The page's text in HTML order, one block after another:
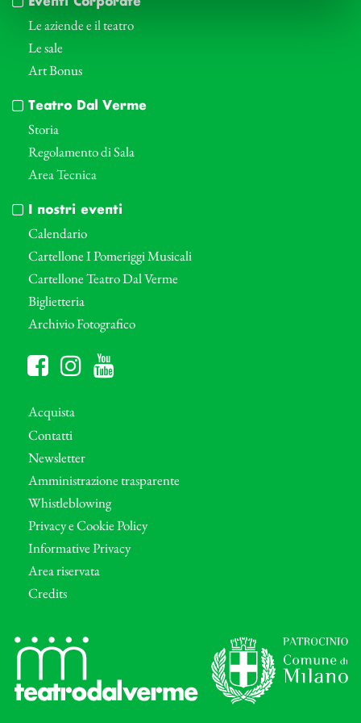
Le aziende e il teatro
Le sale
Art Bonus
Teatro Dal Verme
Storia
Regolamento di Sala
Area Tecnica
I nostri eventi
Calendario
Cartellone I Pomeriggi Musicali
Cartellone Teatro Dal Verme
Biglietteria
Archivio Fotografico
Acquista
Contatti
Newsletter
Amministrazione trasparente
Whistleblowing
Privacy e Cookie Policy
Informative Privacy
Area riservata
Credits